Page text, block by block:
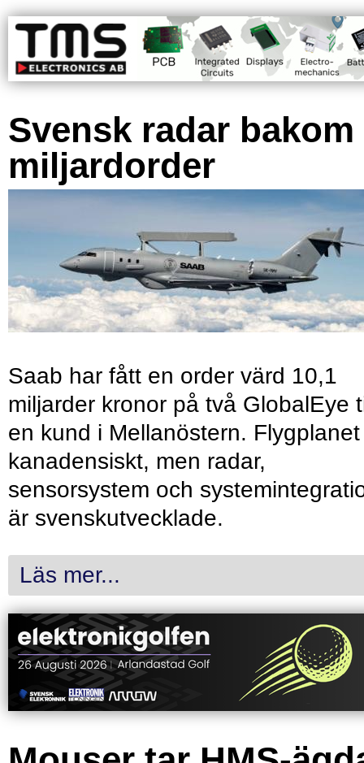
Svensk radar bakom
miljardorder
Saab har fått en order värd 10,1
miljarder kronor på två GlobalEye
en kund i Mellanöstern.
kanadensiskt, men radar,
sensorsystem och
är svenskutvecklade.
Läs mer...